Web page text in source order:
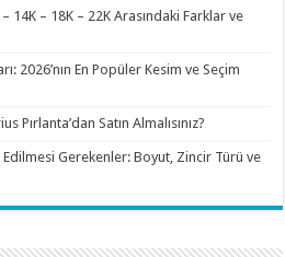
– 14K – 18K – 22K Arasındaki Farklar ve
2026’nın En Popüler Kesim ve Seçim
Pırlanta’dan Satın Almalısınız?
Edilmesi Gerekenler: Boyut, Zincir Türü ve